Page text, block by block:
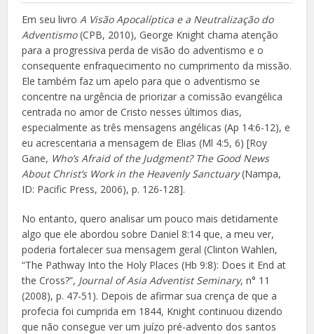
Em seu livro A Visão Apocalíptica e a Neutralização do
Adventismo(CPB, 2010), George Knight chama atenção
para a progressiva perda de visão do adventismo e o
consequente enfraquecimento no cumprimento da missão.
Ele também faz um apelo para que o adventismo se
concentre na urgência de priorizar a comissão evangélica
centrada no amor de Cristo nesses últimos dias,
especialmente as três mensagens angélicas (Ap 14:6-12), e
eu acrescentaria a mensagem de Elias (Ml 4:5, 6) [Roy
Gane, Who’s Afraid of the Judgment? The Good News
About Christ’s Work in the Heavenly Sanctuary(Nampa,
ID: Pacific Press, 2006), p. 126-128].
No entanto, quero analisar um pouco mais detidamente
algo que ele abordou sobre Daniel 8:14 que, a meu ver,
poderia fortalecer sua mensagem geral (Clinton Wahlen,
“The Pathway Into the Holy Places (Hb 9:8): Does it End at
the Cross?”, Journal of Asia Adventist Seminary, n° 11
(2008), p. 47-51). Depois de afirmar sua crença de que a
profecia foi cumprida em 1844, Knight continuou dizendo
que não consegue ver um juízo pré-advento dos santos